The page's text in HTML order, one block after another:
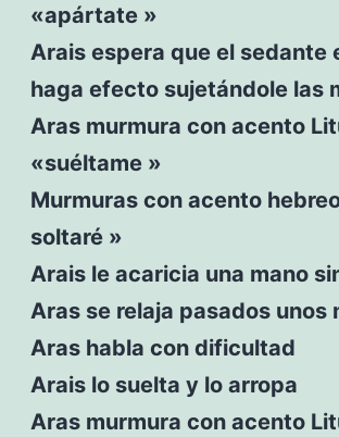
«apártate »
Arais espera que el sedante
haga efecto sujetándole las
Aras murmura con acento
«suéltame »
Murmuras con acento
soltaré »
Arais le acaricia una mano
Aras se relaja pasados unos
Aras habla con dificultad
Arais lo suelta y lo arropa
Aras murmura con acento